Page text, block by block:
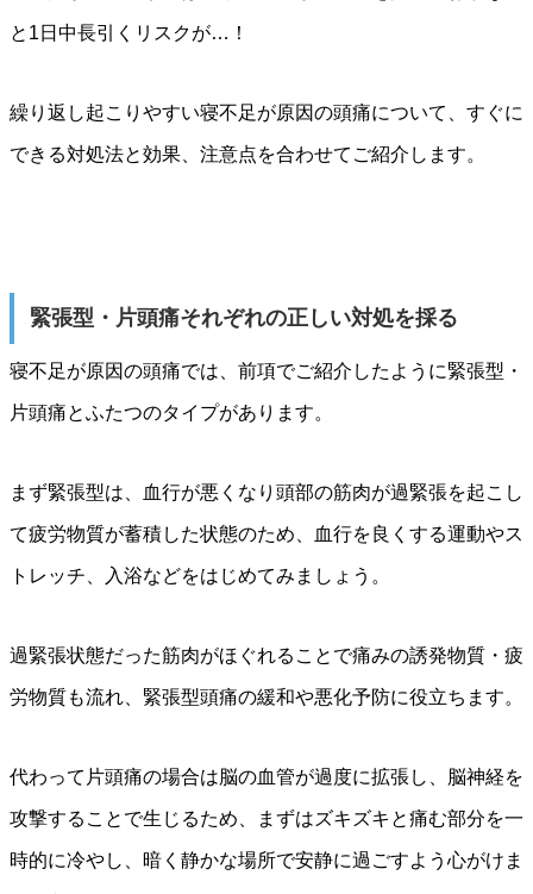
と1日中長引くリスクが…！
繰り返し起こりやすい寝不足が原因の頭痛について、すぐに
できる対処法と効果、注意点を合わせてご紹介します。
緊張型・片頭痛それぞれの正しい対処を採る
寝不足が原因の頭痛では、前項でご紹介したように緊張型・
片頭痛とふたつのタイプがあります。
まず緊張型は、血行が悪くなり頭部の筋肉が過緊張を起こし
て疲労物質が蓄積した状態のため、血行を良くする運動やス
トレッチ、入浴などをはじめてみましょう。
過緊張状態だった筋肉がほぐれることで痛みの誘発物質・疲
労物質も流れ、緊張型頭痛の緩和や悪化予防に役立ちます。
代わって片頭痛の場合は脳の血管が過度に拡張し、脳神経を
攻撃することで生じるため、まずはズキズキと痛む部分を一
時的に冷やし、暗く静かな場所で安静に過ごすよう心がけま